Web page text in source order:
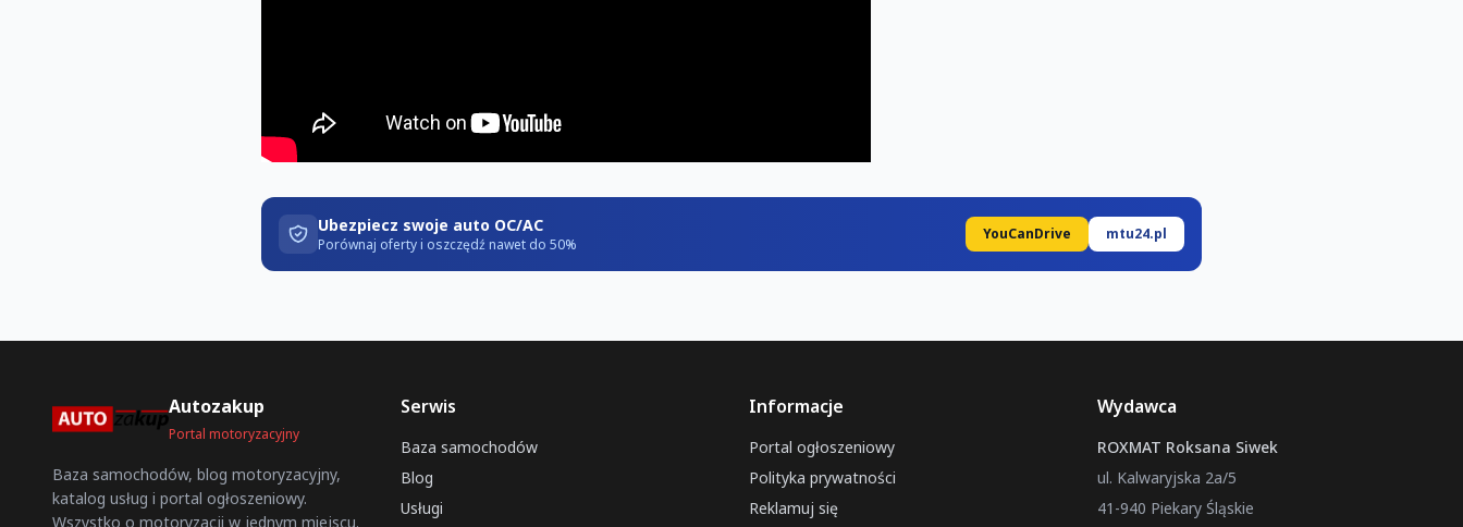
Ubezpiecz swoje auto OC/AC
Porównaj oferty i oszczędź nawet do 50%
YouCanDrive mtu24.pl
Autozakup
Portal motoryzacyjny
Baza samochodów, blog motoryzacyjny,
katalog usług i portal ogłoszeniowy.
Wszystko o motoryzacji w jednym miejscu.
Serwis
Baza samochodów
Blog
Usługi
Informacje
Portal ogłoszeniowy
Polityka prywatności
Reklamuj się
Wydawca
ROXMAT Roksana Siwek
ul. Kalwaryjska 2a/5
41-940 Piekary Śląskie